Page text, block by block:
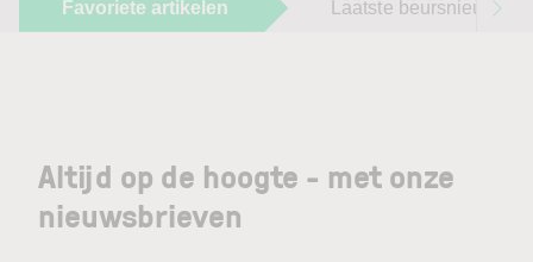
Favoriete artikelen Laatste beursnieuws
Altijd op de hoogte - met onze
nieuwsbrieven